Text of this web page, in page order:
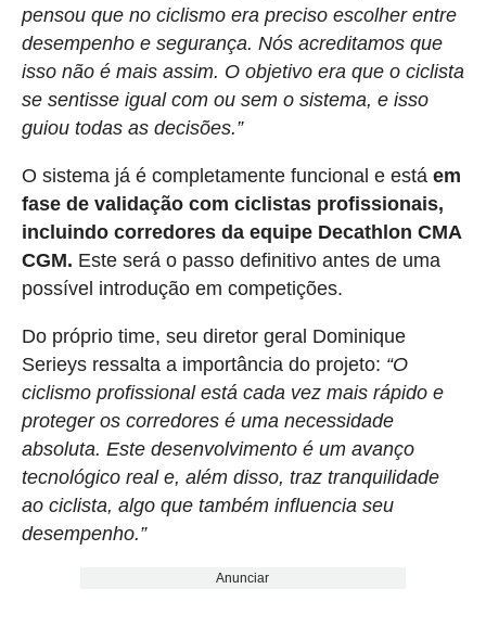
pensou que no ciclismo era preciso escolher entre
desempenho e segurança. Nós acreditamos que
isso não é mais assim. O objetivo era que o ciclista
se sentisse igual com ou sem o sistema, e isso
guiou todas as decisões.”
O sistema já é completamente funcional e estáem
fase de validação com ciclistas profissionais,
incluindo corredores da equipe Decathlon CMA
CGM. Este será o passo definitivo antes de uma
possível introdução em competições.
Do próprio time, seu diretor geral Dominique
Serieys ressalta a importância do projeto: “O
ciclismo profissional está cada vez mais rápido e
proteger os corredores é uma necessidade
absoluta. Este desenvolvimento é um avanço
tecnológico real e, além disso, traz tranquilidade
ao ciclista, algo que também influencia seu
desempenho.”
Anunciar